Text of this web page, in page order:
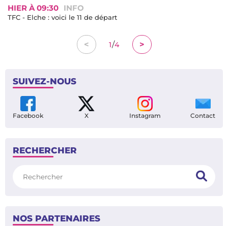
HIER À 09:30 INFO
TFC - Elche : voici le 11 de départ
< 1/4 >
SUIVEZ-NOUS
Facebook X Instagram Contact
RECHERCHER
NOS PARTENAIRES